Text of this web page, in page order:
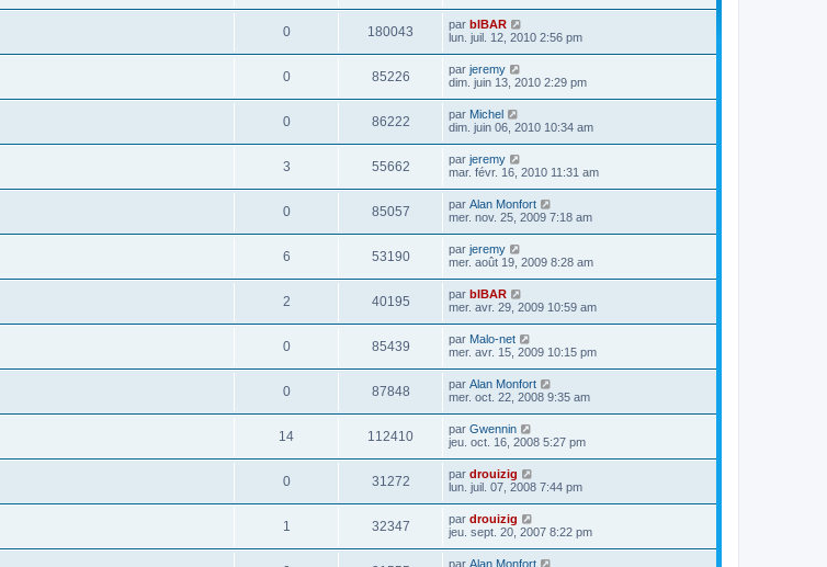
0 180043 par bIBAR
lun. juil. 12, 2010 2:56 pm
0 85226 par jeremy
dim. juin 13, 2010 2:29 pm
0 86222 par Michel
dim. juin 06, 2010 10:34 am
3 55662 par jeremy
mar. févr. 16, 2010 11:31 am
0 85057 par Alan Monfort
mer. nov. 25, 2009 7:18 am
6 53190 par jeremy
mer. août 19, 2009 8:28 am
2 40195 par bIBAR
mer. avr. 29, 2009 10:59 am
0 85439 par Malo-net
mer. avr. 15, 2009 10:15 pm
0 87848 par Alan Monfort
mer. oct. 22, 2008 9:35 am
14 112410 par Gwennin
jeu. oct. 16, 2008 5:27 pm
0 31272 par drouizig
lun. juil. 07, 2008 7:44 pm
1 32347 par drouizig
jeu. sept. 20, 2007 8:22 pm
par Alan Monfort